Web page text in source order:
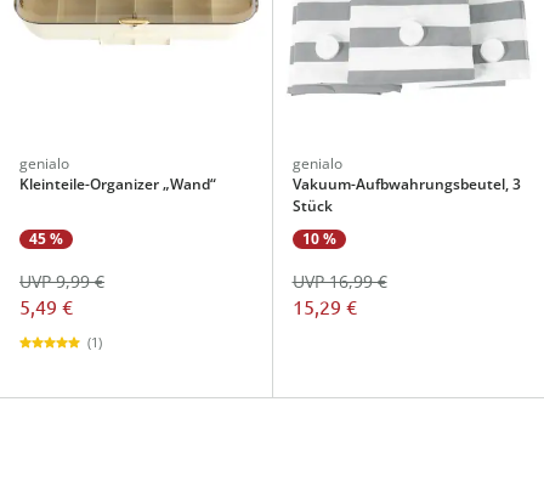
genialo
Kleinteile-Organizer „Wand“
45 %
5,49 €
UVP 9,99 €
(1)
genialo
Vakuum-Aufbwahrungsbeutel, 3
Stück
10 %
15,29 €
UVP 16,99 €